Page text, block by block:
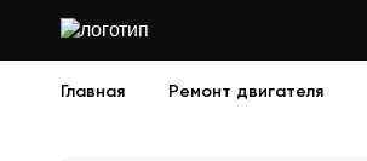
Главная Ремонт двигателя